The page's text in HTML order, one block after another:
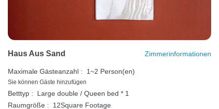
Haus Aus Sand Zimmerinformationen
Maximale Gästeanzahl : 1~2 Person(en)
Sie können Gäste hinzufügen
Betttyp :
Large double / Queen bed * 1
Raumgröße :
12Square Footage